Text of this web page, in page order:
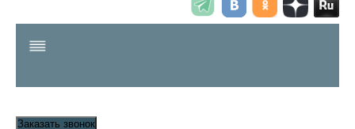
Заказать звонок